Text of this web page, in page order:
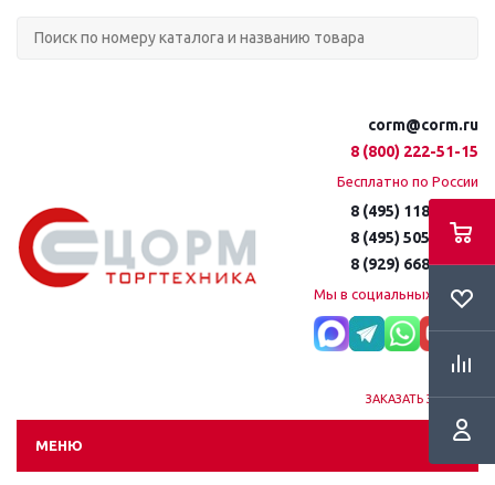
corm@corm.ru
8 (800) 222-51-15
Бесплатно по России
8 (495) 118-61-16
8 (495) 505-51-15
8 (929) 668-95-35
Мы в социальных сетях:
ЗАКАЗАТЬ ЗВОНОК
МЕНЮ